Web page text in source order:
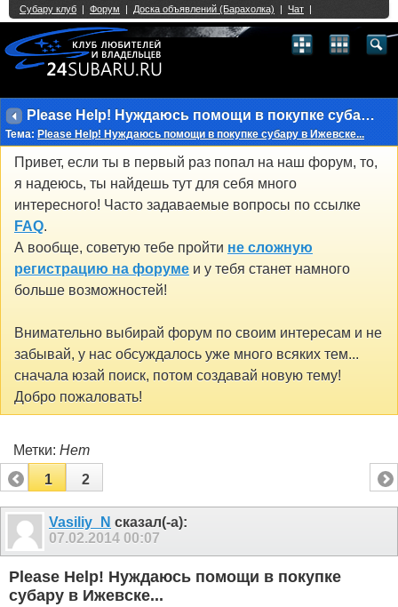
Please Help! Нуждаюсь помощи в покупке субару в Ижевске...
Тема: Please Help! Нуждаюсь помощи в покупке субару в Ижевске...
Привет, если ты в первый раз попал на наш форум, то,
я надеюсь, ты найдешь тут для себя много
интересного! Часто задаваемые вопросы по ссылке
FAQ.
А вообще, советую тебе пройти не сложную
регистрацию на форуме и у тебя станет намного
больше возможностей!
Внимательно выбирай форум по своим интересам и не
забывай, у нас обсуждалось уже много всяких тем...
сначала юзай поиск, потом создавай новую тему!
Добро пожаловать!
Метки: Нет
1
2
Vasiliy_N сказал(-а):
07.02.2014 00:07
Please Help! Нуждаюсь помощи в покупке
субару в Ижевске...
Single Sign On provided byvBSSO
2 3 4 5 6 7 8 9 10 11 12 13 14 15 16 17 18 21 22 23 24 25 26
27 28 29 30 31 32 33 40 41 42 43